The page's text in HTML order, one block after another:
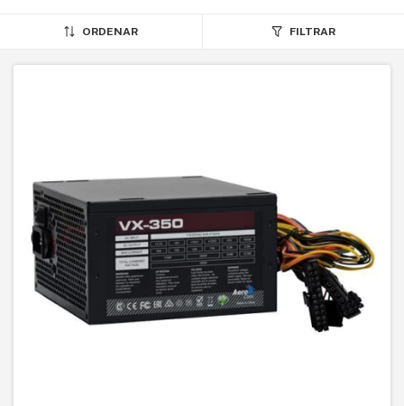
ORDENAR FILTRAR